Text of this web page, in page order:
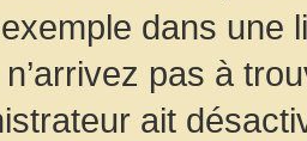
dans une
pas à
ait